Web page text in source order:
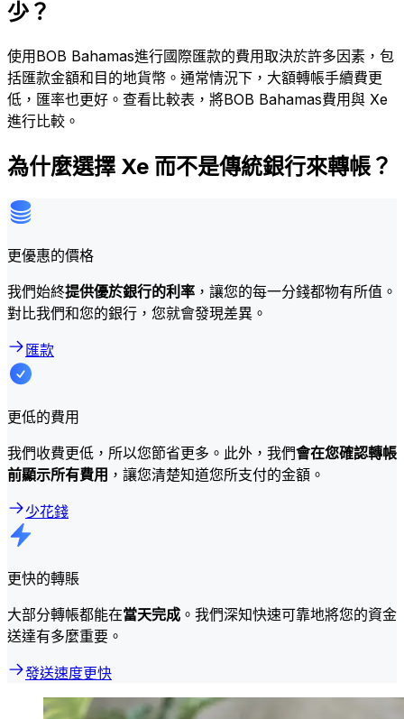
少？
使用BOB Bahamas進行國際匯款的費用取決於許多因素，包
括匯款金額和目的地貨幣。通常情況下，大額轉帳手續費更
低，匯率也更好。查看比較表，將BOB Bahamas費用與 Xe
進行比較。
為什麼選擇 Xe 而不是傳統銀行來轉帳？
更優惠的價格
我們始終提供優於銀行的利率 ，讓您的每一分錢都物有所值。
對比我們和您的銀行，您就會發現差異。
匯款
更低的費用
我們收費更低，所以您節省更多。此外，我們會在您確認轉帳
前顯示所有費用 ，讓您清楚知道您所支付的金額。
少花錢
更快的轉賬
大部分轉帳都能在當天完成 。我們深知快速可靠地將您的資金
送達有多麼重要。
發送速度更快